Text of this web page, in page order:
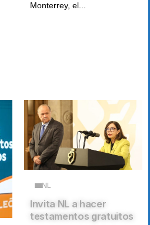
Monterrey, el...
NL
Invita NL a hacer
testamentos gratuitos